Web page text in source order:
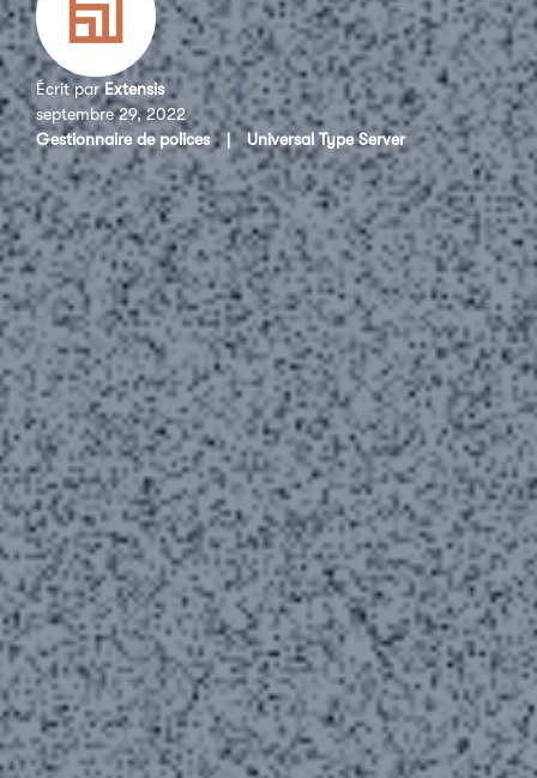
Écrit parExtensis
septembre 29, 2022
Gestionnaire de polices
| Universal Type Server